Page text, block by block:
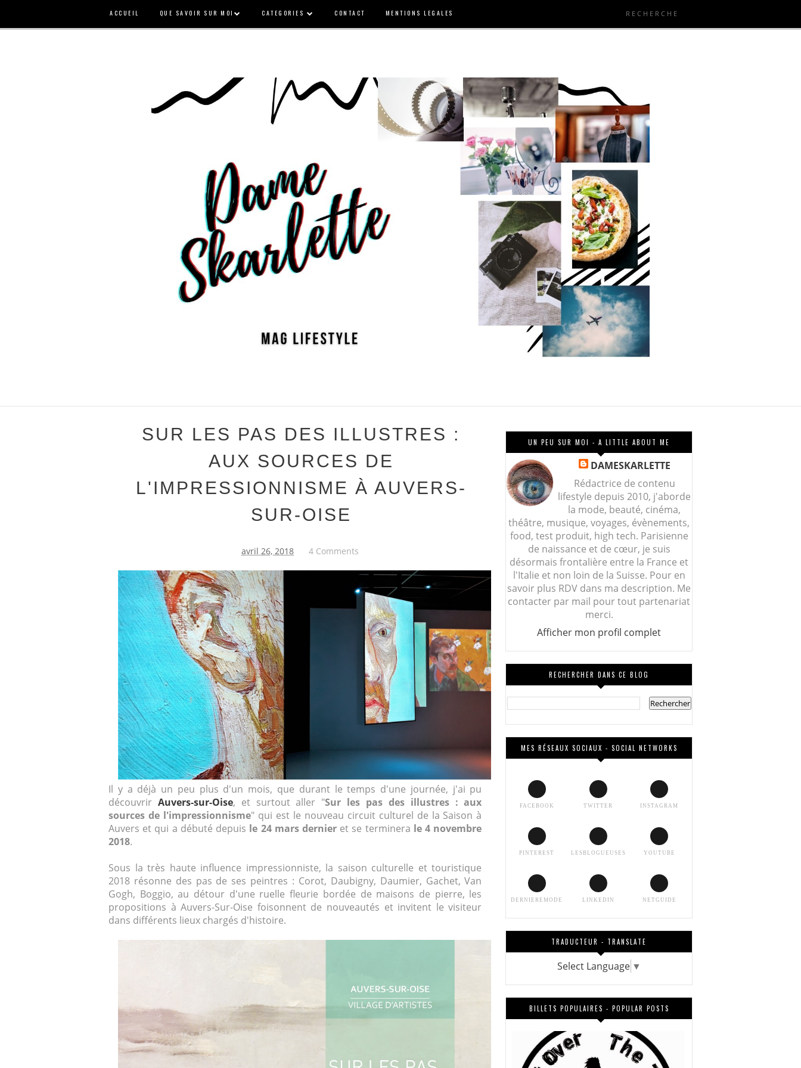
ACCUEIL QUE SAVOIR SUR MOI CATEGORIES CONTACT MENTIONS LEGALES
SUR LES PAS DES ILLUSTRES :
AUX SOURCES DE
L'IMPRESSIONNISME À AUVERS-
SUR-OISE
avril 26, 2018 4 Comments
Il y a déjà un peu plus d'un mois, que durant le temps d'une journée, j'ai pu
découvrir Auvers-sur-Oise, et surtout aller "Sur les pas des illustres : aux
sources de l'impressionnisme" qui est le nouveau circuit culturel de la Saison à
Auvers et qui a débuté depuis le 24 mars dernier et se terminera le 4 novembre
2018.
Sous la très haute influence impressionniste, la saison culturelle et touristique
2018 résonne des pas de ses peintres : Corot, Daubigny, Daumier, Gachet, Van
Gogh, Boggio, au détour d'une ruelle fleurie bordée de maisons de pierre, les
propositions à Auvers-Sur-Oise foisonnent de nouveautés et invitent le visiteur
dans différents lieux chargés d'histoire.
UN PEU SUR MOI - A LITTLE ABOUT ME
DAMESKARLETTE
Rédactrice de contenu
lifestyle depuis 2010, j'aborde
la mode, beauté, cinéma,
théâtre, musique, voyages, évènements,
food, test produit, high tech. Parisienne
de naissance et de cœur, je suis
désormais frontalière entre la France et
l'Italie et non loin de la Suisse. Pour en
savoir plus RDV dans ma description. Me
contacter par mail pour tout partenariat
merci.
Afficher mon profil complet
RECHERCHER DANS CE BLOG
MES RÉSEAUX SOCIAUX - SOCIAL NETWORKS
FACEBOOK TWITTER INSTAGRAM
PINTEREST LESBLOGUEUSES YOUTUBE
DERNIEREMODE LINKEDIN NETGUIDE
TRADUCTEUR - TRANSLATE
Select Language ▼
BILLETS POPULAIRES - POPULAR POSTS